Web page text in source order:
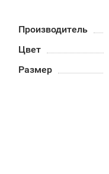
Производитель
Цвет
Размер